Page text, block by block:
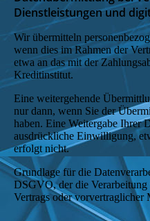
Dienstleistungen und
Wir übermitteln
wenn dies im Rahmen der
etwa an das mit der
Kreditinstitut.
Eine weitergehende
nur dann, wenn Sie der
haben. Eine Weitergabe Ihrer
ausdrückliche Einwilligung,
erfolgt nicht.
Grundlage für die
DSGVO, der die
Vertrags oder vorvertraglicher